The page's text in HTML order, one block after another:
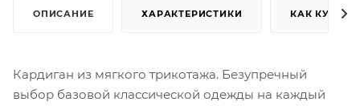
ОПИСАНИЕ ХАРАКТЕРИСТИКИ КАК КУПИТЬ
Кардиган из мягкого трикотажа. Безупречный
выбор базовой классической одежды на каждый